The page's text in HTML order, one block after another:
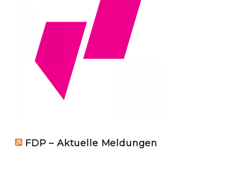
FDP – Aktuelle Meldungen